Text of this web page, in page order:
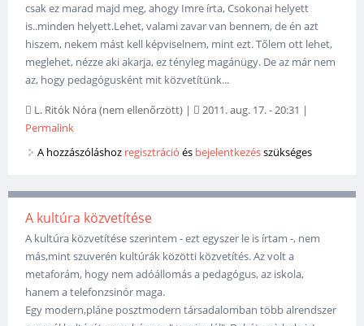
csak ez marad majd meg, ahogy Imre írta, Csokonai helyett
is..minden helyett.Lehet, valami zavar van bennem, de én azt
hiszem, nekem mást kell képviselnem, mint ezt. Tőlem ott lehet,
meglehet, nézze aki akarja, ez tényleg magánügy. De az már nem
az, hogy pedagógusként mit közvetítünk...
L. Ritók Nóra (nem ellenőrzött) | 2011. aug. 17. - 20:31 |
Permalink
A hozzászóláshoz regisztráció és bejelentkezésszükséges
A kultúra közvetítése
A kultúra közvetítése szerintem - ezt egyszer le is írtam -, nem
más,mint szuverén kultúrák közötti közvetítés. Az volt a
metaforám, hogy nem adóállomás a pedagógus, az iskola,
hanem a telefonzsinór maga.
Egy modern,pláne posztmodern társadalomban több alrendszer